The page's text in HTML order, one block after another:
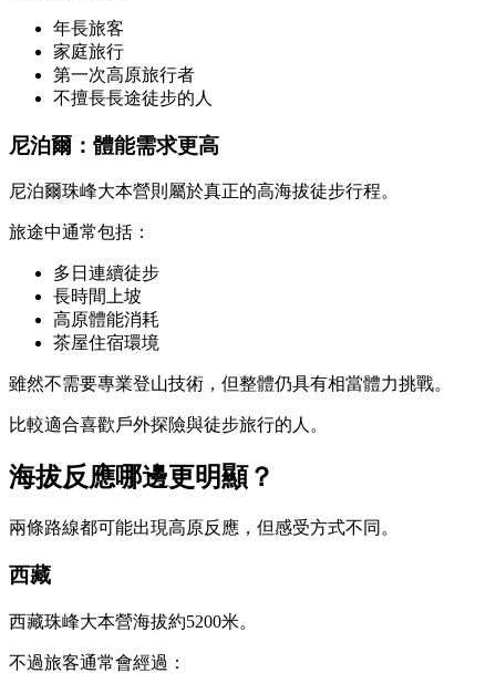
年長旅客
家庭旅行
第一次高原旅行者
不擅長長途徒步的人
尼泊爾：體能需求更高
尼泊爾珠峰大本營則屬於真正的高海拔徒步行程。
旅途中通常包括：
多日連續徒步
長時間上坡
高原體能消耗
茶屋住宿環境
雖然不需要專業登山技術，但整體仍具有相當體力挑戰。
比較適合喜歡戶外探險與徒步旅行的人。
海拔反應哪邊更明顯？
兩條路線都可能出現高原反應，但感受方式不同。
西藏
西藏珠峰大本營海拔約5200米。
不過旅客通常會經過：